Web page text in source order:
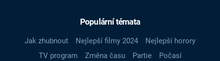
Populární témata
Jak zhubnout Nejlepší filmy 2024
Nejlepší horory
TV program
Změna času Partie
Počasí